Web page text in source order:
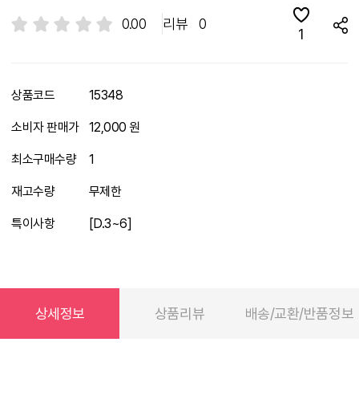
0.00 리뷰 0
1
상품코드 15348
소비자 판매가 12,000 원
최소구매수량 1
재고수량 무제한
특이사항 [D.3~6]
상세정보 상품리뷰 배송/교환/반품정보